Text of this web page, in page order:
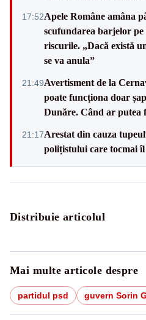
17:52Apele Române amâna
scufundarea barjelor
riscurile. „Dacă există
se va anula”
21:49Avertisment de la
poate funcționa doar
Dunăre. Când ar putea
21:17Arestat din cauza
polițistului care tocmai îl
Distribuie articolul
Mai multe articole despre
partidul psd guvern Sorin